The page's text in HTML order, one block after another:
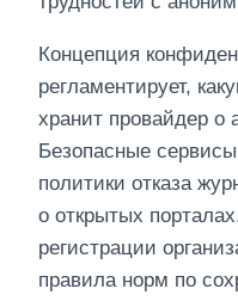
Концепция
регламентирует,
хранит провайдер о
Безопасные
политики отказа
о открытых
регистрации
правила норм по